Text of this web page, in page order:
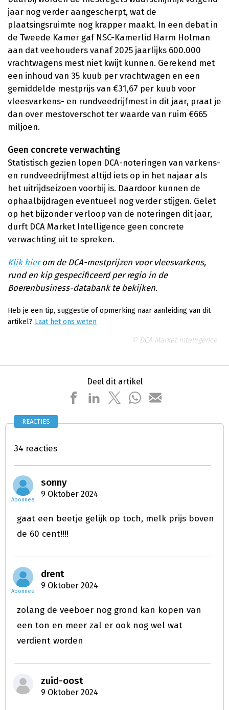
jaar nog verder aangescherpt, wat de
plaatsingsruimte nog krapper maakt. In een debat in
de Tweede Kamer gaf NSC-Kamerlid Harm Holman
aan dat veehouders vanaf 2025 jaarlijks 600.000
vrachtwagens mest niet kwijt kunnen. Gerekend met
een inhoud van 35 kuub per vrachtwagen en een
gemiddelde mestprijs van €31,67 per kuub voor
vleesvarkens- en rundveedrijfmest in dit jaar, praat je
dan over mestoverschot ter waarde van ruim €665
miljoen.
Geen concrete verwachting
Statistisch gezien lopen DCA-noteringen van varkens-
en rundveedrijfmest altijd iets op in het najaar als
het uitrijdseizoen voorbij is. Daardoor kunnen de
ophaalbijdragen eventueel nog verder stijgen. Gelet
op het bijzonder verloop van de noteringen dit jaar,
durft DCA Market Intelligence geen concrete
verwachting uit te spreken.
Klik hierom de DCA-mestprijzen voor vleesvarkens,
rund en kip gespecificeerd per regio in de
Boerenbusiness-databank te bekijken.
Heb je een tip, suggestie of opmerking naar aanleiding van dit
artikel? Laat het ons weten
© DCA Market Intelligence.
Deel dit artikel
REACTIES
34 reacties
Abonnee
sonny
9 Oktober 2024
gaat een beetje gelijk op toch, melk prijs boven
de 60 cent!!!!
Abonnee
drent
9 Oktober 2024
zolang de veeboer nog grond kan kopen van
een ton en meer zal er ook nog wel wat
verdient worden
zuid-oost
9 Oktober 2024